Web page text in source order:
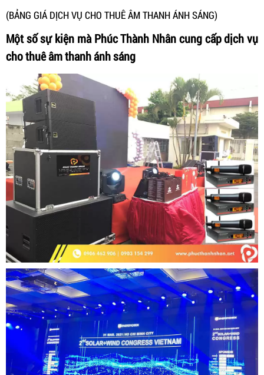
(BẢNG GIÁ DỊCH VỤ CHO THUÊ ÂM THANH ÁNH SÁNG)
Một số sự kiện mà Phúc Thành Nhân cung cấp dịch vụ
cho thuê âm thanh ánh sáng